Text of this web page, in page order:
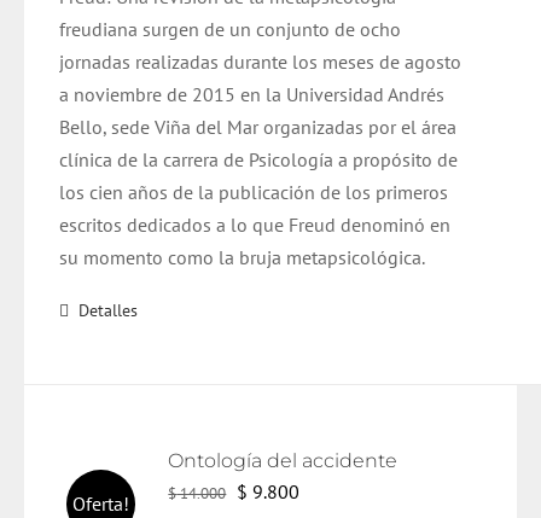
$ 15.000.$ 13.000.
freudiana surgen de un conjunto de ocho
jornadas realizadas durante los meses de agosto
a noviembre de 2015 en la Universidad Andrés
Bello, sede Viña del Mar organizadas por el área
clínica de la carrera de Psicología a propósito de
los cien años de la publicación de los primeros
escritos dedicados a lo que Freud denominó en
su momento como la bruja metapsicológica.
Detalles
Oferta!
Ontología del accidente
$14.000 El
$ 9.800